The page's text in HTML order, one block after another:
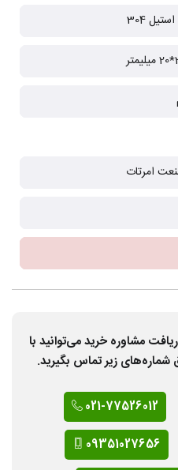
304
امرتات
مشاوره خرید می‌توانید با
شماره‌های زیر تماس بگیرید.
021-77526012
09351027656